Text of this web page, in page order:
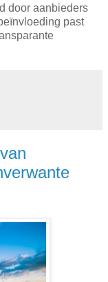
door aanbieders
past